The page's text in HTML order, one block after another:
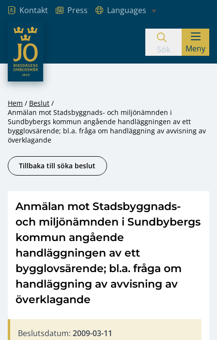
Hoppa till innehåll
Kontakt Press
Languages
JO – Riksdagens Ombudsmän
Sök Meny
Hem
Beslut
Anmälan mot Stadsbyggnads- och miljönämnden i
Sundbybergs kommun angående handläggningen av ett
bygglovsärende; bl.a. fråga om handläggning av avvisning av
överklagande
Tillbaka till söka beslut
Anmälan mot Stadsbyggnads-
och miljönämnden i Sundbybergs
kommun angående
handläggningen av ett
bygglovsärende; bl.a. fråga om
handläggning av avvisning av
överklagande
Beslutsdatum: 2009-03-11